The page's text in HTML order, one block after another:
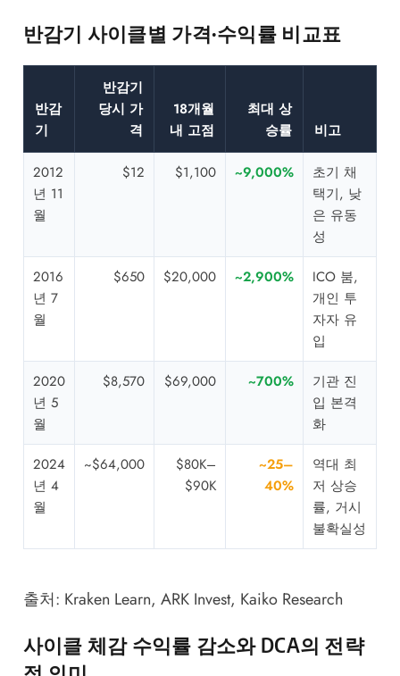
반감기 사이클별 가격·수익률 비교표
반감
기
반감기
당시 가
격
18개월
내 고점
최대 상
승률
비고
2012
년 11
월
$12 $1,100 ~9,000%
초기 채
택기, 낮
은 유동
성
2016
년 7
월
$650 $20,000 ~2,900%
ICO 붐,
개인 투
자자 유
입
2020
년 5
월
$8,570 $69,000 ~700%
기관 진
입 본격
화
2024
년 4
월
~$64,000
$80K–
$90K
~25–
40%
역대 최
저 상승
률, 거시
불확실성
출처: Kraken Learn, ARK Invest, Kaiko Research
사이클 체감 수익률 감소와 DCA의 전략